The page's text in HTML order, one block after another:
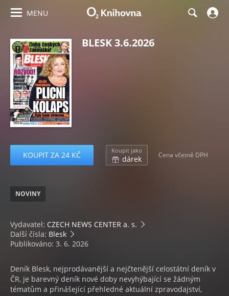
MENU
BLESK 3.6.2026
KOUPIT ZA 24 KČ Koupit jako
dárek Cena včetně DPH
NOVINY
Vydavatel: CZECH NEWS CENTER a. s.
Další čísla: Blesk
Publikováno: 3. 6. 2026
Deník Blesk, nejprodávanější a nejčtenější celostátní deník v
ČR, je barevný deník nové doby nevyhýbající se žádným
tématům a přinášející přehledné aktuální zpravodajství,